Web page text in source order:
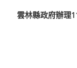
雲林縣政府辦理